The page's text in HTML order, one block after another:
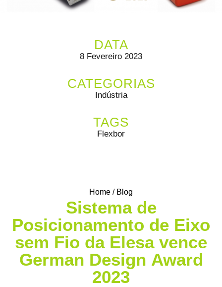
DATA
8 Fevereiro 2023
CATEGORIAS
Indústria
TAGS
Flexbor
Home / Blog
Sistema de
Posicionamento de Eixo
sem Fio da Elesa vence
German Design Award
2023